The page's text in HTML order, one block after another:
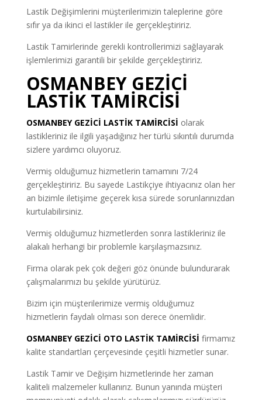
Lastik Değişimlerini müşterilerimizin taleplerine göre
sıfır ya da ikinci el lastikler ile gerçekleştiririz.
Lastik Tamirlerinde gerekli kontrollerimizi sağlayarak
işlemlerimizi garantili bir şekilde gerçekleştiririz.
OSMANBEY GEZİCİ
LASTİK TAMİRCİSİ
OSMANBEY GEZİCİ LASTİK TAMİRCİSİ olarak
lastikleriniz ile ilgili yaşadığınız her türlü sıkıntılı durumda
sizlere yardımcı oluyoruz.
Vermiş olduğumuz hizmetlerin tamamını 7/24
gerçekleştiririz. Bu sayede Lastikçiye ihtiyacınız olan her
an bizimle iletişime geçerek kısa sürede sorunlarınızdan
kurtulabilirsiniz.
Vermiş olduğumuz hizmetlerden sonra lastikleriniz ile
alakalı herhangi bir problemle karşılaşmazsınız.
Firma olarak pek çok değeri göz önünde bulundurarak
çalışmalarımızı bu şekilde yürütürüz.
Bizim için müşterilerimize vermiş olduğumuz
hizmetlerin faydalı olması son derece önemlidir.
OSMANBEY GEZİCİ OTO LASTİK TAMİRCİSİ firmamız
kalite standartları çerçevesinde çeşitli hizmetler sunar.
Lastik Tamir ve Değişim hizmetlerinde her zaman
kaliteli malzemeler kullanırız. Bunun yanında müşteri